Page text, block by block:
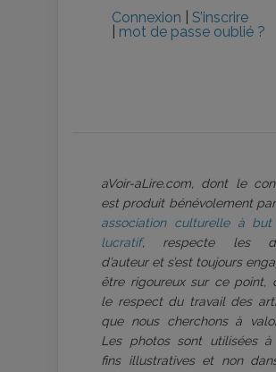
Connexion
S’inscrire
mot de passe oublié ?
aVoir-aLire.com, dont le
est produit bénévolement par
association culturelle à but
lucratif, respecte les
d’auteur et s’est toujours
être rigoureux sur ce point,
le respect du travail des
que nous cherchons à
Les photos sont utilisées
fins illustratives et non